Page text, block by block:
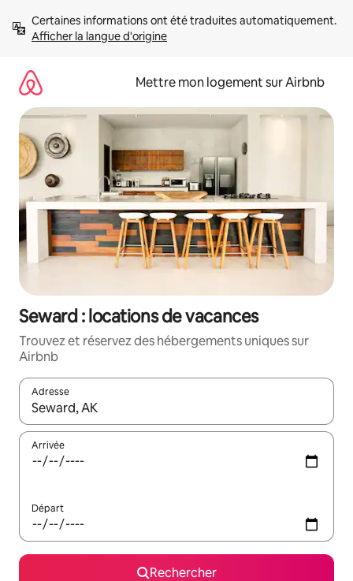
directement
Afficher la langue d'origine
Mettre mon logement sur Airbnb
Seward : locations de vacances
Trouvez et réservez des hébergements uniques sur
Airbnb
Adresse
Lorsque les résultats s'affichent, utilisez les flèches vers le
Arrivée
Départ
Rechercher